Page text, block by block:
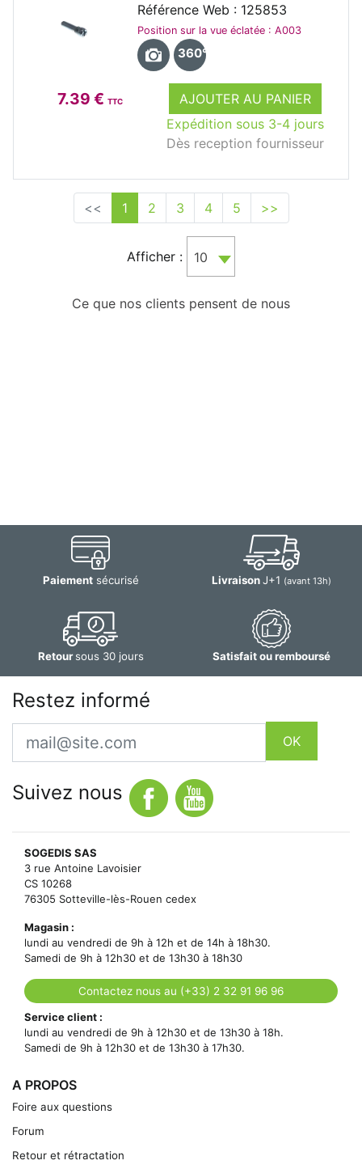
7.39 € TTC
AJOUTER AU PANIER
Expédition sous 3-4 jours
Dès reception fournisseur
Référence Web : 125853
Position sur la vue éclatée : A003
360°
<< 1 2 3 4 5 >>
Afficher : 10
Ce que nos clients pensent de nous
Paiementsécurisé LivraisonJ+1 (avant 13h)
Retoursous 30 jours Satisfait ou remboursé
Restez informé
Email
OK
Suivez nous
SOGEDIS SAS
3 rue Antoine Lavoisier
CS 10268
76305 Sotteville-lès-Rouen cedex
Magasin :
lundi au vendredi de 9h à 12h et de 14h à 18h30.
Samedi de 9h à 12h30 et de 13h30 à 18h30
Contactez nous au (+33) 2 32 91 96 96
Service client :
lundi au vendredi de 9h à 12h30 et de 13h30 à 18h.
Samedi de 9h à 12h30 et de 13h30 à 17h30.
A PROPOS
Foire aux questions
Forum
Retour et rétractation